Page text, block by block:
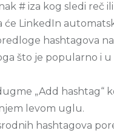
# iza kog sledi reč ili
će LinkedIn
hashtagova na
što je popularno i u
„Add hashtag“
levom uglu.
hashtagova